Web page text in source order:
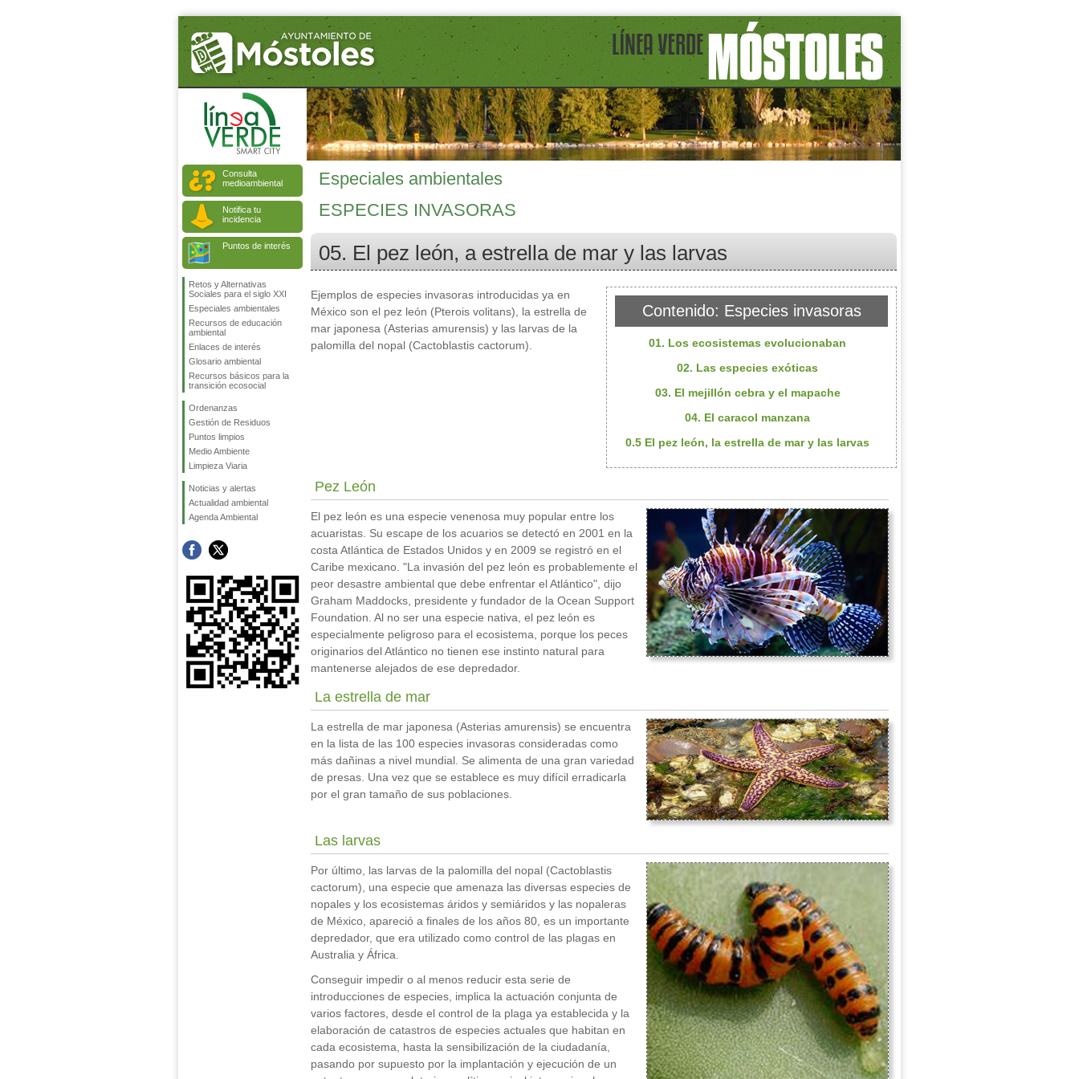
Consulta
medioambiental
Notifica tu
incidencia
Puntos de interés
Retos y Alternativas
Sociales para el siglo XXI
Especiales ambientales
Recursos de educación
ambiental
Enlaces de interés
Glosario ambiental
Recursos básicos para la
transición ecosocial
Ordenanzas
Gestión de Residuos
Puntos limpios
Medio Ambiente
Limpieza Viaria
Noticias y alertas
Actualidad ambiental
Agenda Ambiental
Especiales ambientales
ESPECIES INVASORAS
05. El pez león, a estrella de mar y las larvas
Contenido: Especies invasoras
01. Los ecosistemas evolucionaban
02. Las especies exóticas
03. El mejillón cebra y el mapache
04. El caracol manzana
0.5 El pez león, la estrella de mar y las larvas
Ejemplos de especies invasoras introducidas ya en
México son el pez león (Pterois volitans), la estrella de
mar japonesa (Asterias amurensis) y las larvas de la
palomilla del nopal (Cactoblastis cactorum).
Pez León
El pez león es una especie venenosa muy popular entre los
acuaristas. Su escape de los acuarios se detectó en 2001 en la
costa Atlántica de Estados Unidos y en 2009 se registró en el
Caribe mexicano. "La invasión del pez león es probablemente el
peor desastre ambiental que debe enfrentar el Atlántico", dijo
Graham Maddocks, presidente y fundador de la Ocean Support
Foundation. Al no ser una especie nativa, el pez león es
especialmente peligroso para el ecosistema, porque los peces
originarios del Atlántico no tienen ese instinto natural para
mantenerse alejados de ese depredador.
La estrella de mar
La estrella de mar japonesa (Asterias amurensis) se encuentra
en la lista de las 100 especies invasoras consideradas como
más dañinas a nivel mundial. Se alimenta de una gran variedad
de presas. Una vez que se establece es muy difícil erradicarla
por el gran tamaño de sus poblaciones.
Las larvas
Por último, las larvas de la palomilla del nopal (Cactoblastis
cactorum), una especie que amenaza las diversas especies de
nopales y los ecosistemas áridos y semiáridos y las nopaleras
de México, apareció a finales de los años 80, es un importante
depredador, que era utilizado como control de las plagas en
Australia y África.
Conseguir impedir o al menos reducir esta serie de
introducciones de especies, implica la actuación conjunta de
varios factores, desde el control de la plaga ya establecida y la
elaboración de catastros de especies actuales que habitan en
cada ecosistema, hasta la sensibilización de la ciudadanía,
pasando por supuesto por la implantación y ejecución de un